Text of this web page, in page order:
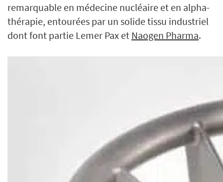
remarquable en médecine nucléaire et en alpha-
thérapie, entourées par un solide tissu industriel
dont font partie Lemer Pax et Naogen Pharma.